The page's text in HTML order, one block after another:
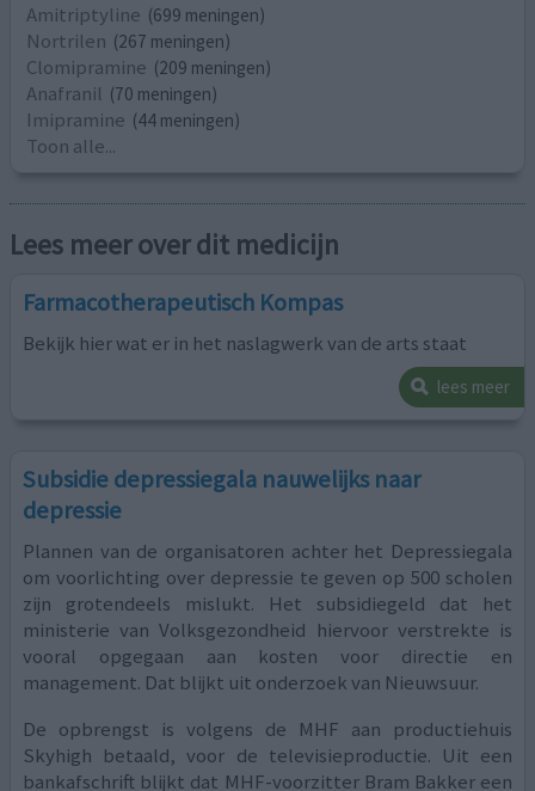
Amitriptyline (699 meningen)
Nortrilen (267 meningen)
Clomipramine (209 meningen)
Anafranil (70 meningen)
Imipramine (44 meningen)
Toon alle...
Lees meer over dit medicijn
Farmacotherapeutisch Kompas
Bekijk hier wat er in het naslagwerk van de arts staat
lees meer
Subsidie depressiegala nauwelijks naar
depressie
Plannen van de organisatoren achter het Depressiegala
om voorlichting over depressie te geven op 500 scholen
zijn grotendeels mislukt. Het subsidiegeld dat het
ministerie van Volksgezondheid hiervoor verstrekte is
vooral opgegaan aan kosten voor directie en
management. Dat blijkt uit onderzoek van Nieuwsuur.
De opbrengst is volgens de MHF aan productiehuis
Skyhigh betaald, voor de televisieproductie. Uit een
bankafschrift blijkt dat MHF-voorzitter Bram Bakker een